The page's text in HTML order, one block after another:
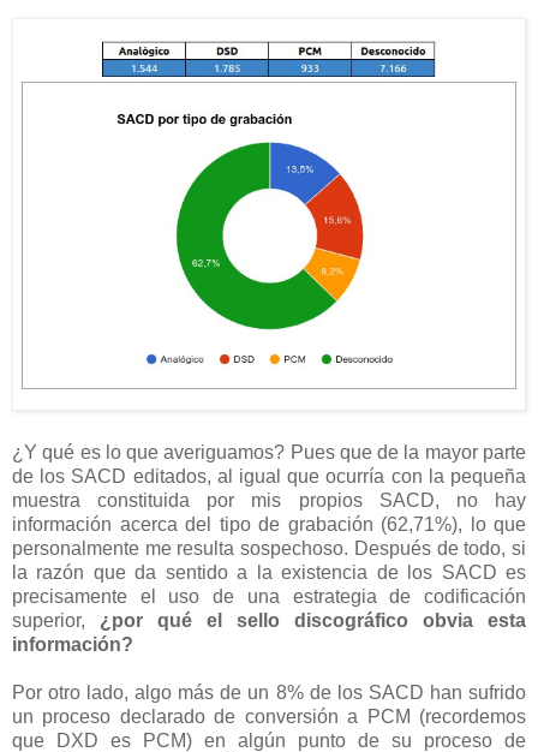
¿Y qué es lo que averiguamos? Pues que de la mayor parte
de los SACD editados, al igual que ocurría con la pequeña
muestra constituida por mis propios SACD, no hay
información acerca del tipo de grabación (62,71%), lo que
personalmente me resulta sospechoso. Después de todo, si
la razón que da sentido a la existencia de los SACD es
precisamente el uso de una estrategia de codificación
superior, ¿por qué el sello discográfico obvia esta
información?
Por otro lado, algo más de un 8% de los SACD han sufrido
un proceso declarado de conversión a PCM (recordemos
que DXD es PCM) en algún punto de su proceso de